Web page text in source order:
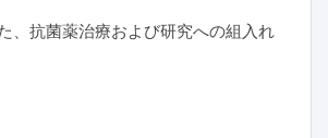
、抗菌薬治療および研究への組入れ